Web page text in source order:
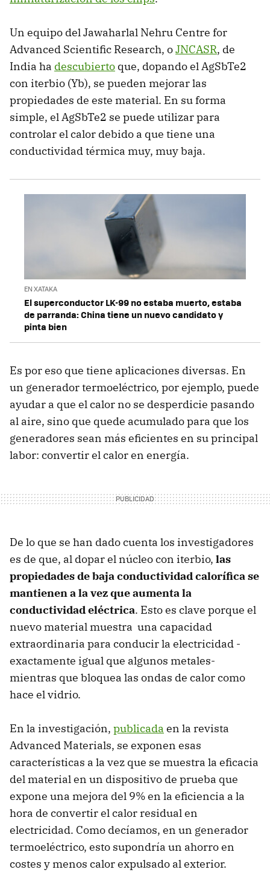
Un equipo del Jawaharlal Nehru Centre for
Advanced Scientific Research, oJNCASR, de
India ha descubierto que, dopando el AgSbTe2
con iterbio (Yb), se pueden mejorar las
propiedades de este material. En su forma
simple, el AgSbTe2 se puede utilizar para
controlar el calor debido a que tiene una
conductividad térmica muy, muy baja.
EN XATAKA
El superconductor LK-99 no estaba muerto, estaba
de parranda: China tiene un nuevo candidato y
pinta bien
Es por eso que tiene aplicaciones diversas. En
un generador termoeléctrico, por ejemplo, puede
ayudar a que el calor no se desperdicie pasando
al aire, sino que quede acumulado para que los
generadores sean más eficientes en su principal
labor: convertir el calor en energía.
De lo que se han dado cuenta los investigadores
es de que, al dopar el núcleo con iterbio, las
propiedades de baja conductividad calorífica se
mantienen a la vez que aumenta la
conductividad eléctrica. Esto es clave porque el
nuevo material muestra una capacidad
extraordinaria para conducir la electricidad -
exactamente igual que algunos metales-
mientras que bloquea las ondas de calor como
hace el vidrio.
En la investigación, publicada en la revista
Advanced Materials, se exponen esas
características a la vez que se muestra la eficacia
del material en un dispositivo de prueba que
expone una mejora del 9% en la eficiencia a la
hora de convertir el calor residual en
electricidad. Como decíamos, en un generador
termoeléctrico, esto supondría un ahorro en
costes y menos calor expulsado al exterior.